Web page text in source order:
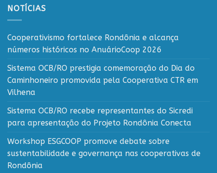
NOTÍCIAS
Cooperativismo fortalece Rondônia e alcança
números históricos no AnuárioCoop 2026
Sistema OCB/RO prestigia comemoração do Dia do
Caminhoneiro promovida pela Cooperativa CTR em
Vilhena
Sistema OCB/RO recebe representantes do Sicredi
para apresentação do Projeto Rondônia Conecta
Workshop ESGCOOP promove debate sobre
sustentabilidade e governança nas cooperativas de
Rondônia